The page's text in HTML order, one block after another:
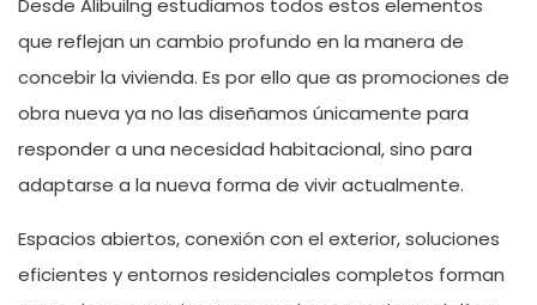
que reflejan un cambio profundo en la manera de
concebir la vivienda. Es por ello que as promociones de
obra nueva ya no las diseñamos únicamente para
responder a una necesidad habitacional, sino para
adaptarse a la nueva forma de vivir actualmente.
Espacios abiertos, conexión con el exterior, soluciones
eficientes y entornos residenciales completos forman